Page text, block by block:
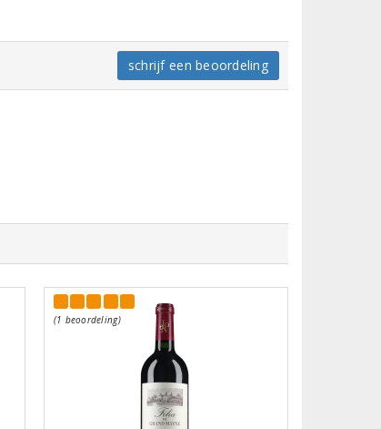
schrijf een beoordeling
(1 beoordeling)